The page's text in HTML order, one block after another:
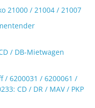
21000 / 21004 / 21007
/ DB-Mietwagen
/ 6200031 / 6200061 /
CD / DR / MAV / PKP